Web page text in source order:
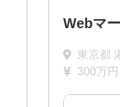
Webマ
東京都
300万